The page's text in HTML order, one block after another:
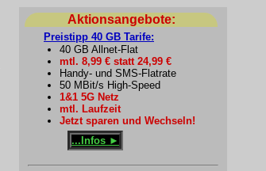
Aktionsangebote:
Preistipp 40 GB Tarife:
40 GB Allnet-Flat
mtl. 8,99 € statt 24,99 €
Handy- und SMS-Flatrate
50 MBit/s High-Speed
1&1 5G Netz
mtl. Laufzeit
Jetzt sparen und Wechseln!
...Infos ►